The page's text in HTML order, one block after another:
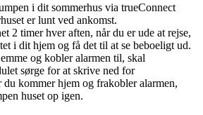
i dit sommerhus via trueConnect
er lunt ved ankomst.
2 timer hver aften, når du er ude at rejse,
i dit hjem og få det til at se beboeligt ud.
og kobler alarmen til, skal
sørge for at skrive ned for
du kommer hjem og frakobler alarmen,
huset op igen.